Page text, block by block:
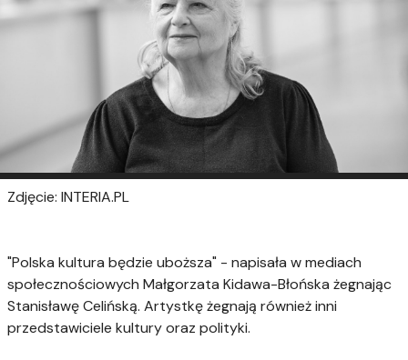
Zdjęcie: INTERIA.PL
"Polska kultura będzie uboższa" - napisała w mediach
społecznościowych Małgorzata Kidawa-Błońska żegnając
Stanisławę Celińską. Artystkę żegnają również inni
przedstawiciele kultury oraz polityki.